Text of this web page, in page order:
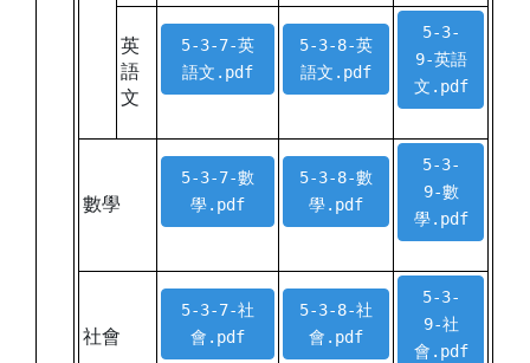
英
語
文
5-3-7-英
語文.pdf
5-3-8-英
語文.pdf
5-3-
9-英語
文.pdf
數學
5-3-7-數
學.pdf
5-3-8-數
學.pdf
5-3-
9-數
學.pdf
社會
5-3-7-社
會.pdf
5-3-8-社
會.pdf
5-3-
9-社
會.pdf